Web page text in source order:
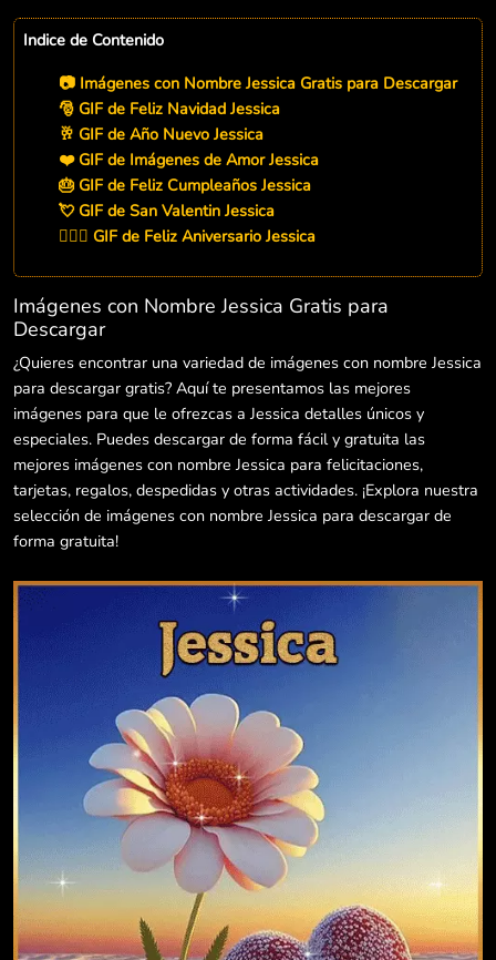
Indice de Contenido
📷 Imágenes con Nombre Jessica Gratis para Descargar
🎅 GIF de Feliz Navidad Jessica
🥂 GIF de Año Nuevo Jessica
❤️ GIF de Imágenes de Amor Jessica
🎂 GIF de Feliz Cumpleaños Jessica
💘 GIF de San Valentin Jessica
👨‍❤️‍👨 GIF de Feliz Aniversario Jessica
Imágenes con Nombre Jessica Gratis para
Descargar
¿Quieres encontrar una variedad de imágenes con nombre Jessica
para descargar gratis? Aquí te presentamos las mejores
imágenes para que le ofrezcas a Jessica detalles únicos y
especiales. Puedes descargar de forma fácil y gratuita las
mejores imágenes con nombre Jessica para felicitaciones,
tarjetas, regalos, despedidas y otras actividades. ¡Explora nuestra
selección de imágenes con nombre Jessica para descargar de
forma gratuita!